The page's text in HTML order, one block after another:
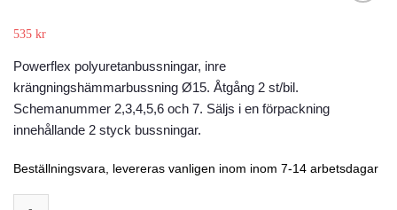
535 kr
Powerflex polyuretanbussningar, inre
krängningshämmarbussning Ø15. Åtgång 2 st/bil.
Schemanummer 2,3,4,5,6 och 7. Säljs i en förpackning
innehållande 2 styck bussningar.
Beställningsvara, levereras vanligen inom inom 7-14 arbetsdagar